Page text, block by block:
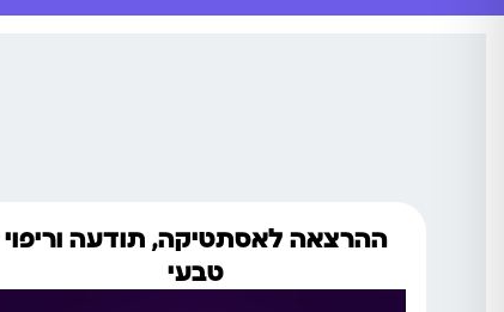
ההרצאה לאסתטיקה, תודעה וריפוי
טבעי